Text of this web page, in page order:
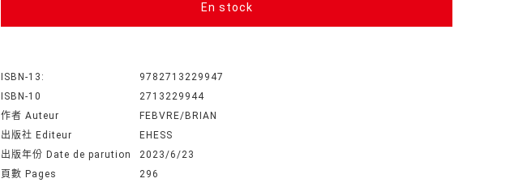
En stock
ISBN-13:
9782713229947
ISBN-10
2713229944
作者 Auteur
FEBVRE/BRIAN
出版社 Editeur
EHESS
出版年份 Date de parution
2023/6/23
頁數 Pages
296